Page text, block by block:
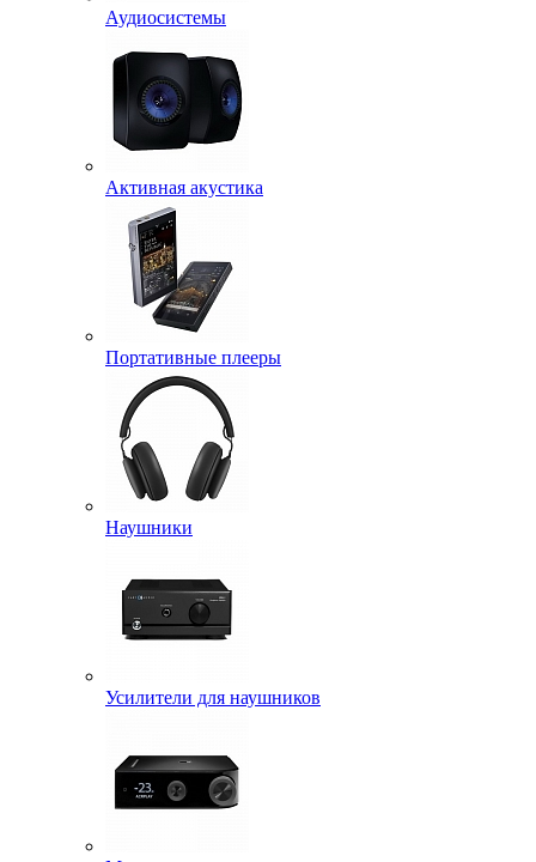
Аудиосистемы
Активная акустика
Портативные плееры
Наушники
Усилители для наушников